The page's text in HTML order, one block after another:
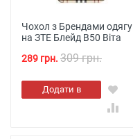
Чохол з Брендами одягу
на ЗТЕ Блейд В50 Віта
289 грн. 309 грн.
Додати в
кошик